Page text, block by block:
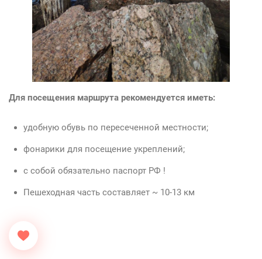
Для посещения маршрута рекомендуется иметь:
удобную обувь по пересеченной местности;
фонарики для посещение укреплений;
с собой обязательно паспорт РФ !
Пешеходная часть составляет ~ 10-13 км